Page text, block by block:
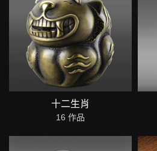
十二生肖
16 作品